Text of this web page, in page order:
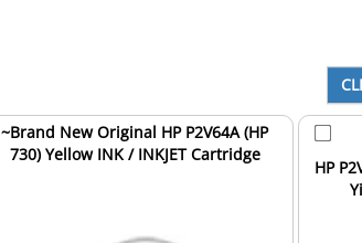
~Brand New Original HP P2V64A (HP
730) Yellow INK / INKJET Cartridge
HP